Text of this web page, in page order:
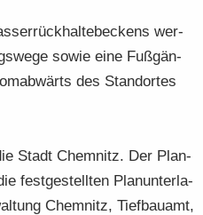
wer­
sowie eine Fuß­gän­
des Stand­or­tes
Stadt Chem­nitz. Der Plan­
fest­ge­stell­ten Plan­un­ter­la­
Chem­nitz, Tief­bau­amt,